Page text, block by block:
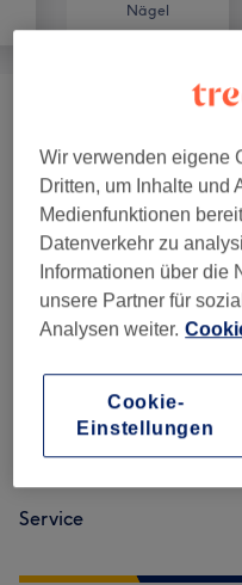
Nägel
Salonbewertungen
5,0
Sauberkeit
Service
Wir verwenden eigene
Dritten, um Inhalte und
Medienfunktionen
Datenverkehr zu
Informationen über die
unsere Partner für
Analysen weiter.
Cookie-
Einstellungen